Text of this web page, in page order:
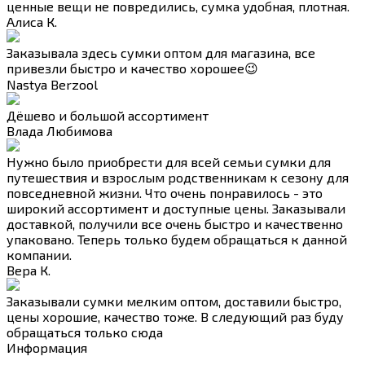
ценные вещи не повредились, сумка удобная, плотная.
Алиса К.
Заказывала здесь сумки оптом для магазина, все
привезли быстро и качество хорошее😉
Nastya Berzool
Дёшево и большой ассортимент
Влада Любимова
Нужно было приобрести для всей семьи сумки для
путешествия и взрослым родственникам к сезону для
повседневной жизни. Что очень понравилось - это
широкий ассортимент и доступные цены. Заказывали
доставкой, получили все очень быстро и качественно
упаковано. Теперь только будем обращаться к данной
компании.
Вера К.
Заказывали сумки мелким оптом, доставили быстро,
цены хорошие, качество тоже. В следующий раз буду
обращаться только сюда
Информация